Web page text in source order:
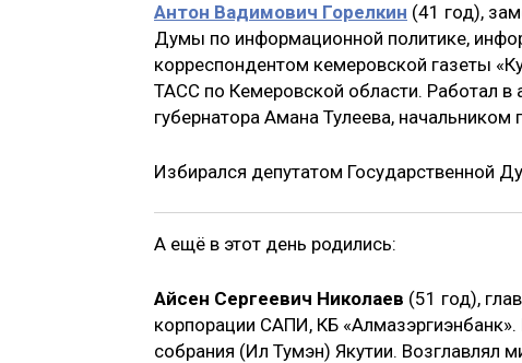
Антон Вадимович Горелкин (41 год),
Думы по информационной политике,
корреспондентом кемеровской газеты
ТАСС по Кемеровской области. Работал в
губернатора Амана Тулеева,
Избирался депутатом Государственной
А ещё в этот день родились:
Айсен Сергеевич Николаев (51 год),
корпорации САПИ, КБ
собрания (Ил Тумэн) Якутии. Возглавлял